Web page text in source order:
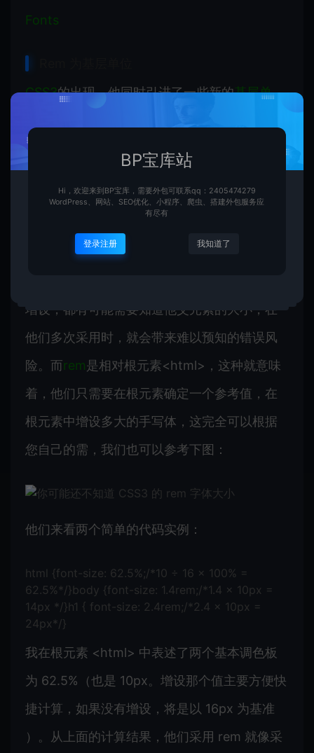
Fonts
CSS3的出现，他同时引进了一些新的基层单
是这种描述
“font size of the root
。
后面说了 em 是相对其父元素来增设手写体大
增设，都有可能需要知道他父元素的大小，在
他们多次采用时，就会带来难以预知的错误风
险。而rem是相对根元素<html>，这种就意味
着，他们只需要在根元素确定一个参考值，在
根元素中增设多大的手写体，这完全可以根据
您自己的需，我们也可以参考下图：
他们来看两个简单的代码实例：
html {font-size: 62.5%;/*10 ÷ 16 × 100% =
62.5%*/}body {font-size: 1.4rem;/*1.4 × 10px =
14px */}h1 { font-size: 2.4rem;/*2.4 × 10px =
24px*/}
我在根元素 <html> 中表述了两个基本调色板
为 62.5%（也是 10px。增设那个值主要方便快
捷计算，如果没有增设，将是以 16px 为基准
）。从上面的计算结果，他们采用 rem 就像采
BP宝库站
Hi，欢迎来到BP宝库，需要外包可联系qq：2405474279
WordPress、网站、SEO优化、小程序、爬虫、搭建外包服务应
有尽有
登录注册 我知道了